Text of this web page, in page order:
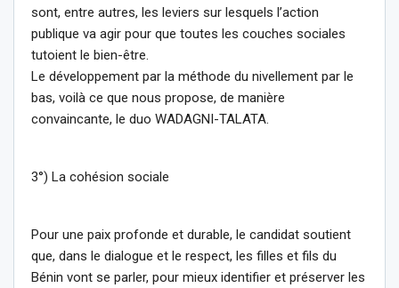
sont, entre autres, les leviers sur lesquels l’action
publique va agir pour que toutes les couches sociales
tutoient le bien-être.
Le développement par la méthode du nivellement par le
bas, voilà ce que nous propose, de manière
convaincante, le duo WADAGNI-TALATA.
3°) La cohésion sociale
Pour une paix profonde et durable, le candidat soutient
que, dans le dialogue et le respect, les filles et fils du
Bénin vont se parler, pour mieux identifier et préserver les